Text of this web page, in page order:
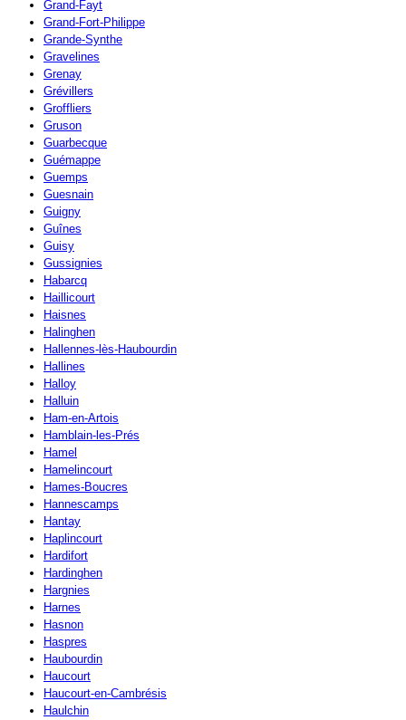
Grand-Fayt
Grand-Fort-Philippe
Grande-Synthe
Gravelines
Grenay
Grévillers
Groffliers
Gruson
Guarbecque
Guémappe
Guemps
Guesnain
Guigny
Guînes
Guisy
Gussignies
Habarcq
Haillicourt
Haisnes
Halinghen
Hallennes-lès-Haubourdin
Hallines
Halloy
Halluin
Ham-en-Artois
Hamblain-les-Prés
Hamel
Hamelincourt
Hames-Boucres
Hannescamps
Hantay
Haplincourt
Hardifort
Hardinghen
Hargnies
Harnes
Hasnon
Haspres
Haubourdin
Haucourt
Haucourt-en-Cambrésis
Haulchin